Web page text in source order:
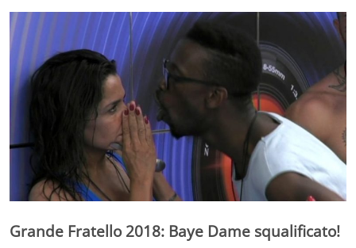
Grande Fratello 2018: Baye Dame squalificato!